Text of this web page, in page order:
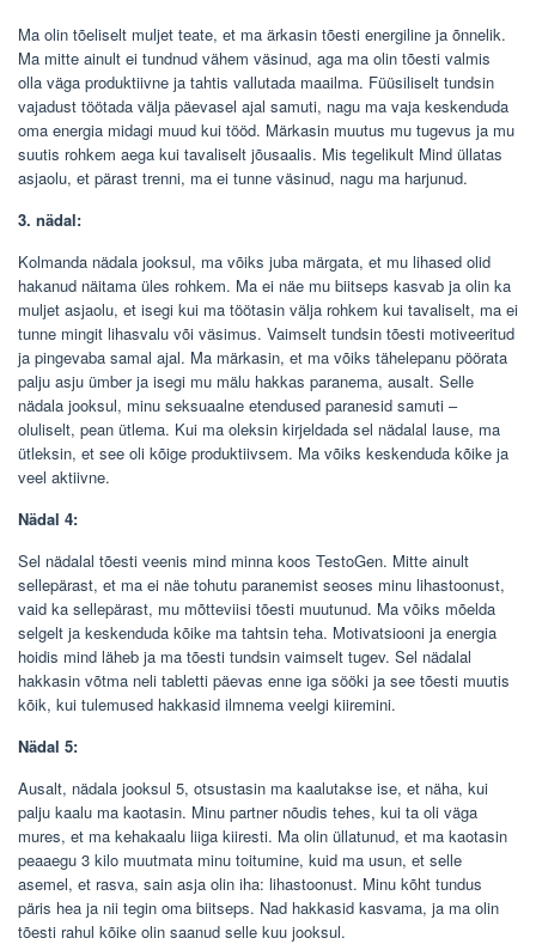
Ma olin tõeliselt muljet teate, et ma ärkasin tõesti energiline ja õnnelik.
Ma mitte ainult ei tundnud vähem väsinud, aga ma olin tõesti valmis
olla väga produktiivne ja tahtis vallutada maailma. Füüsiliselt tundsin
vajadust töötada välja päevasel ajal samuti, nagu ma vaja keskenduda
oma energia midagi muud kui tööd. Märkasin muutus mu tugevus ja mu
suutis rohkem aega kui tavaliselt jõusaalis. Mis tegelikult Mind üllatas
asjaolu, et pärast trenni, ma ei tunne väsinud, nagu ma harjunud.
3. nädal:
Kolmanda nädala jooksul, ma võiks juba märgata, et mu lihased olid
hakanud näitama üles rohkem. Ma ei näe mu biitseps kasvab ja olin ka
muljet asjaolu, et isegi kui ma töötasin välja rohkem kui tavaliselt, ma ei
tunne mingit lihasvalu või väsimus. Vaimselt tundsin tõesti motiveeritud
ja pingevaba samal ajal. Ma märkasin, et ma võiks tähelepanu pöörata
palju asju ümber ja isegi mu mälu hakkas paranema, ausalt. Selle
nädala jooksul, minu seksuaalne etendused paranesid samuti –
oluliselt, pean ütlema. Kui ma oleksin kirjeldada sel nädalal lause, ma
ütleksin, et see oli kõige produktiivsem. Ma võiks keskenduda kõike ja
veel aktiivne.
Nädal 4:
Sel nädalal tõesti veenis mind minna koos TestoGen. Mitte ainult
sellepärast, et ma ei näe tohutu paranemist seoses minu lihastoonust,
vaid ka sellepärast, mu mõtteviisi tõesti muutunud. Ma võiks mõelda
selgelt ja keskenduda kõike ma tahtsin teha. Motivatsiooni ja energia
hoidis mind läheb ja ma tõesti tundsin vaimselt tugev. Sel nädalal
hakkasin võtma neli tabletti päevas enne iga sööki ja see tõesti muutis
kõik, kui tulemused hakkasid ilmnema veelgi kiiremini.
Nädal 5:
Ausalt, nädala jooksul 5, otsustasin ma kaalutakse ise, et näha, kui
palju kaalu ma kaotasin. Minu partner nõudis tehes, kui ta oli väga
mures, et ma kehakaalu liiga kiiresti. Ma olin üllatunud, et ma kaotasin
peaaegu 3 kilo muutmata minu toitumine, kuid ma usun, et selle
asemel, et rasva, sain asja olin iha: lihastoonust. Minu kõht tundus
päris hea ja nii tegin oma biitseps. Nad hakkasid kasvama, ja ma olin
tõesti rahul kõike olin saanud selle kuu jooksul.